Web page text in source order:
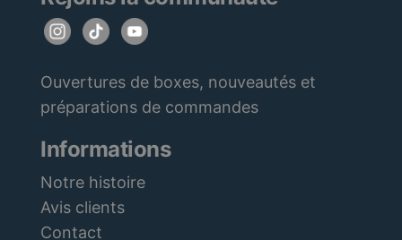
Ouvertures de boxes, nouveautés et
préparations de commandes
Informations
Notre histoire
Avis clients
Contact